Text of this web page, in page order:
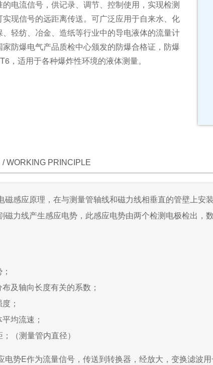
电流信号，供记录、调节、控制使用，实现检测
现信号的远距离传送。可广泛应用于自来水、化
轻纺、冶金、造纸等行业中的导电液体的流量计
防爆电气产品质检中心颁发的防爆合格证，防爆
，适用于各种爆炸性环境的液体测量。
/ WORKING PRINCIPLE
磁感应原理，在与测量管轴线和磁力线相垂直的管壁上安
磁力线产生感应电势，此感应电势由两个检测电极检出，
及轴向长度有关的系数；
；
均流速；
（测量管内直径）
电势E作为流量信号，传送到转换器，经放大，变换滤波